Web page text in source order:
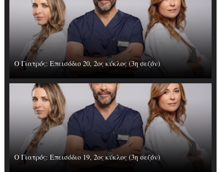
Ο Γιατρός: Επεισόδιο 20, 2ος κύκλος (3η σεζόν)
Ο Γιατρός: Επεισόδιο 19, 2ος κύκλος (3η σεζόν)